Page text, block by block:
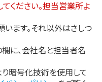
ください。担当営業所よ
ます。それ以外はさしつ
欄に、会社名と担当者名
り暗号化技術を使用して